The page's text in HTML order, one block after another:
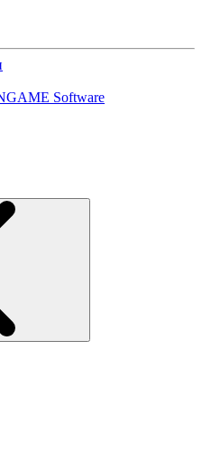
Software